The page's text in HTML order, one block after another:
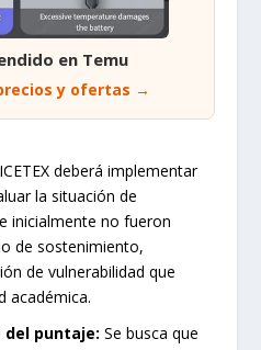
en Temu
y ofertas →
deberá implementar
la situación de
inicialmente no fueron
de sostenimiento,
de vulnerabilidad que
académica.
del puntaje: Se busca que